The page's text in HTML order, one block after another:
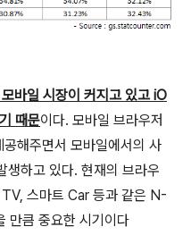
바일 시장이 커지고 있고 iO
때문이다. 모바일 브라우저
해주면서 모바일에서의 사
생하고 있다. 현재의 브라우
스마트 Car 등과 같은 N-
만큼 중요한 시기이다